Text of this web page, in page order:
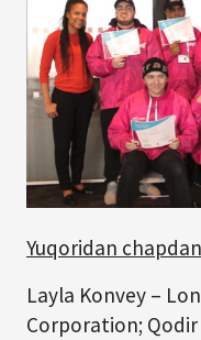
Yuqoridan
Layla Konvey –
Corporation; Qodir